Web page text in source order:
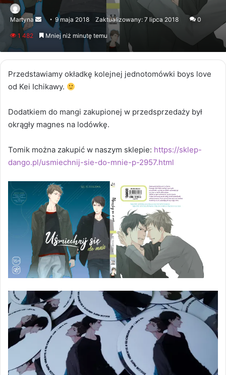
Martyna
Send
an
9 maja 2018 Zaktualizowany: 7 lipca 2018 0
1 482 Mniej niż minutę temu
Przedstawiamy okładkę kolejnej jednotomówki boys love
od Kei Ichikawy.
Dodatkiem do mangi zakupionej w przedsprzedaży był
okrągły magnes na lodówkę.
Tomik można zakupić w naszym sklepie: https://sklep-
dango.pl/usmiechnij-sie-do-mnie-p-2957.html